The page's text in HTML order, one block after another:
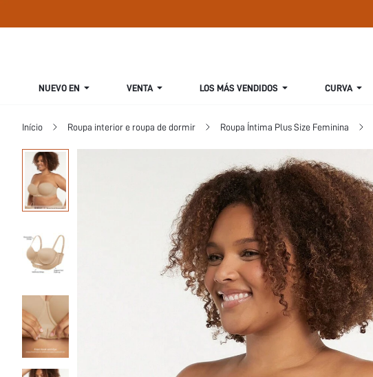
NUEVO EN VENTA LOS MÁS VENDIDOS CURVA
Início Roupa interior e roupa de dormir Roupa Íntima Plus Size Feminina